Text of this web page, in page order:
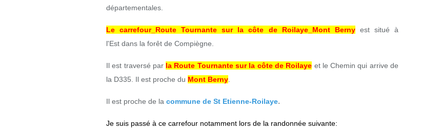
départementales.
Le carrefour_Route Tournante sur la côte de Roilaye_Mont Bernyest situé à
l'Est dans la forêt de Compiègne.
Il est traversé par la Route Tournante sur la côte de Roilaye et le Chemin qui arrive de
la D335. Il est proche du Mont Berny
Il est proche de la commune de St Etienne-Roilaye.
Je suis passé à ce carrefour notamment lors de la randonnée suivante: